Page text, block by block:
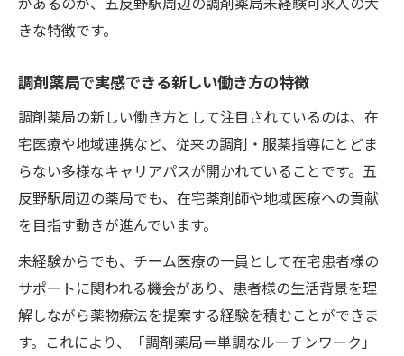
未経験可求人で実践できる成長支援の仕組
調剤薬局未経験可が叶える自己成長の道筋
未経験歓迎求人で理想の薬剤師像に近づく
未経験可求人で描く薬剤師としての将来像
調剤薬局未経験可で実現する理想の働き方
未経験可が後押しするキャリアチェンジの
魅力
理想の薬剤師像に近づく未経験可の成長環
境
未経験可求人が広げる新しいキャリアの可
能性
きな特徴です。
調剤薬局で実感できる新しい働き方の特徴
調剤薬局の新しい働き方として注目されているのは、在
宅医療や地域連携など、従来の調剤・服薬指導にとどま
らない多様なキャリアパスが開かれていることです。五
反野駅周辺の薬局でも、在宅薬剤師や地域医療への貢献
を目指す動きが進んでいます。
未経験からでも、チーム医療の一員として在宅患者様の
サポートに関われる機会があり、患者様の生活背景を理
解しながら薬物療法を提案する経験を積むことができま
す。これにより、「調剤薬局＝単調なルーチンワーク」